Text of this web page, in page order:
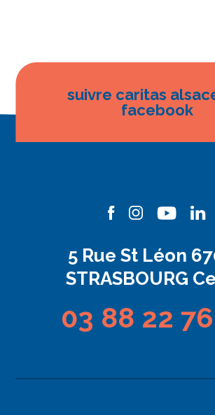
suivre caritas
facebook
5 Rue St Léon
STRASBOURG
03 88 22